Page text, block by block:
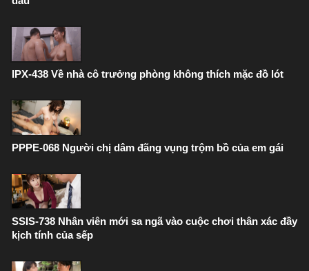
IPX-438 Về nhà cô trưởng phòng không thích mặc đồ lót
PPPE-068 Người chị dâm đãng vụng trộm bồ của em gái
SSIS-738 Nhân viên mới sa ngã vào cuộc chơi thân xác đầy
kịch tính của sếp